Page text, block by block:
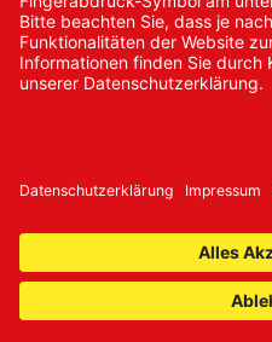
© 2024 Promed
* Alle Preise zzgl. gesetzlicher
Impressum AGB